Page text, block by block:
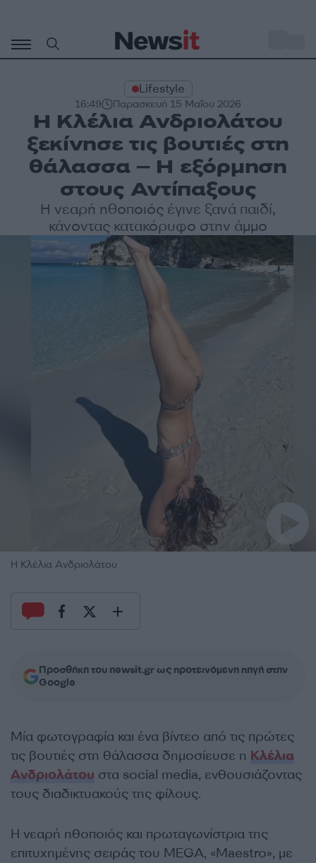
περιεχόμενο
Lifestyle
16:49 Παρασκευή 15 Μαΐου 2026
Η Κλέλια Ανδριολάτου
ξεκίνησε τις βουτιές στη
θάλασσα – Η εξόρμηση
στους Αντίπαξους
Η νεαρή ηθοποιός έγινε ξανά παιδί,
κάνοντας κατακόρυφο στην άμμο
Η Κλέλια Ανδριολάτου
Προσθήκη του newsit.gr ως προτεινόμενη πηγή στην
Google
Μία φωτογραφία και ένα βίντεο από τις πρώτες
τις βουτιές στη θάλασσα δημοσίευσε η Κλέλια
Ανδριολάτου στα social media, ενθουσιάζοντας
τους διαδικτυακούς της φίλους.
Η νεαρή ηθοποιός και πρωταγωνίστρια της
επιτυχημένης σειράς του MEGA, «Maestro», με